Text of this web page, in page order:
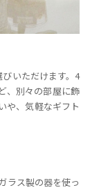
いただけます。4
、別々の部屋に飾
や、気軽なギフト
ラス製の器を使っ